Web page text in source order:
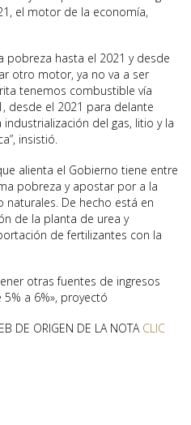
el motor de la economía,
pobreza hasta el 2021 y desde
otro motor, ya no va a ser
tenemos combustible vía
desde el 2021 para delante
del gas, litio y la
insistió.
alienta el Gobierno tiene entre
pobreza y apostar por a la
naturales. De hecho está en
de la planta de urea y
de fertilizantes con la
otras fuentes de ingresos
a 6%», proyectó
DE ORIGEN DE LA NOTA CLIC